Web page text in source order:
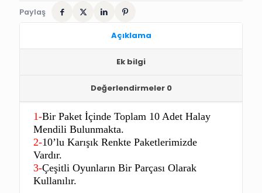
DÜĞÜN
Paylaş
Açıklama
Ek bilgi
Değerlendirmeler 0
1-Bir Paket İçinde Toplam 10 Adet Halay
Mendili Bulunmakta.
2-10’lu Karışık Renkte Paketlerimizde
Vardır.
3-Çeşitli Oyunların Bir Parçası Olarak
Kullanılır.